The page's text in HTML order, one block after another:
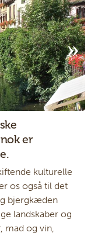
er
kulturelle
os også til det
bjergkæden
landskaber og
mad og vin,